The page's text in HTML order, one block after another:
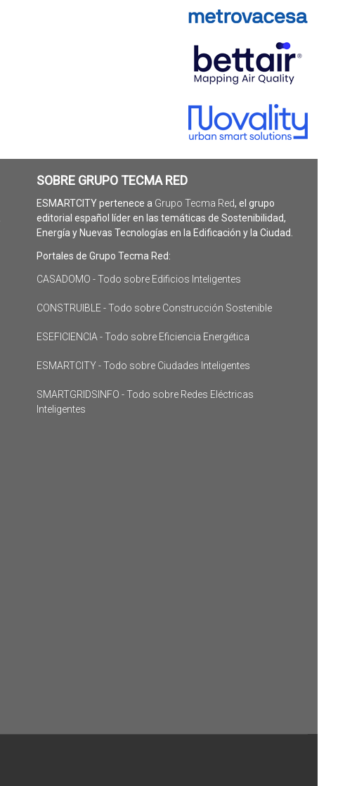
SOBRE GRUPO TECMA RED
ESMARTCITY pertenece a Grupo Tecma Red, el grupo
editorial español líder en las temáticas de Sostenibilidad,
Energía y Nuevas Tecnologías en la Edificación y la Ciudad.
Portales de Grupo Tecma Red:
CASADOMO - Todo sobre Edificios Inteligentes
CONSTRUIBLE - Todo sobre Construcción Sostenible
ESEFICIENCIA - Todo sobre Eficiencia Energética
ESMARTCITY - Todo sobre Ciudades Inteligentes
SMARTGRIDSINFO - Todo sobre Redes Eléctricas
Inteligentes